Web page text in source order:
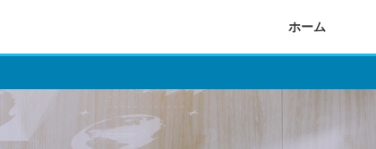
ホーム